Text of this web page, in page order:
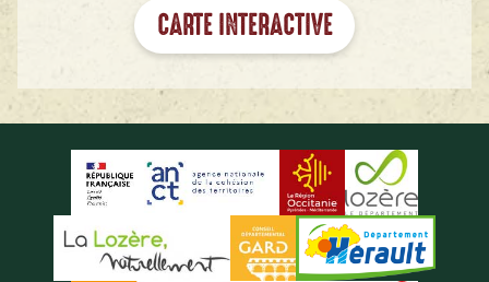
CARTE INTERACTIVE